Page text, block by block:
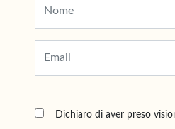
Dichiaro di aver preso